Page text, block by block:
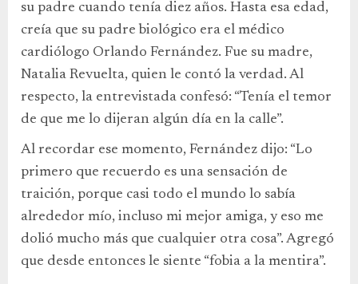
su padre cuando tenía diez años. Hasta esa edad,
creía que su padre biológico era el médico
cardiólogo Orlando Fernández. Fue su madre,
Natalia Revuelta, quien le contó la verdad. Al
respecto, la entrevistada confesó: “Tenía el temor
de que me lo dijeran algún día en la calle”.
Al recordar ese momento, Fernández dijo: “Lo
primero que recuerdo es una sensación de
traición, porque casi todo el mundo lo sabía
alrededor mío, incluso mi mejor amiga, y eso me
dolió mucho más que cualquier otra cosa”. Agregó
que desde entonces le siente “fobia a la mentira”.